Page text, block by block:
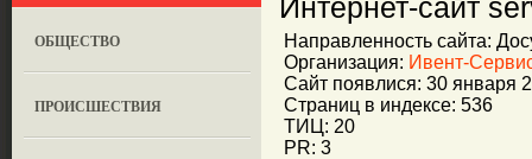
ОБЩЕСТВО
ПРОИСШЕСТВИЯ
Интернет-сайт
Направленность сайта:
Организация: Ивент-
Сайт появлися: 30 января
Страниц в индексе: 536
ТИЦ: 20
PR: 3